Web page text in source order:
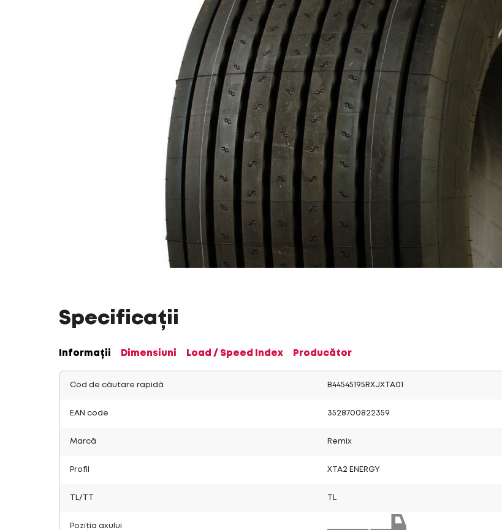
Specificații
Informații Dimensiuni Load / Speed Index Producător
Cod de căutare rapidă B44545195RXJXTA01
EAN code 3528700822359
Marcă Remix
Profil XTA2 ENERGY
TL/TT
Poziția axului